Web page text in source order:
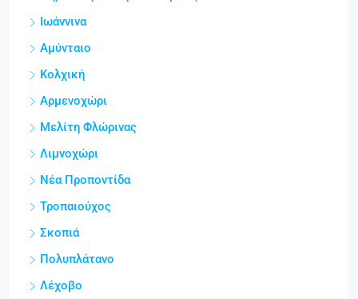
Ιωάννινα
Αμύνταιο
Κολχική
Αρμενοχώρι
Μελίτη Φλώρινας
Λιμνοχώρι
Νέα Προποντίδα
Τροπαιούχος
Σκοπιά
Πολυπλάτανο
Λέχοβο